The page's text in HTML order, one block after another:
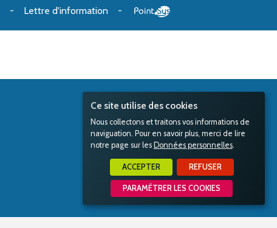
Ce site utilise des cookies
Nous collectons et traitons vos informations de
naviguation. Pour en savoir plus, merci de lire
notre page sur les Données personnelles.
ACCEPTER REFUSER
PARAMÉTRER LES COOKIES
Lettre d'information